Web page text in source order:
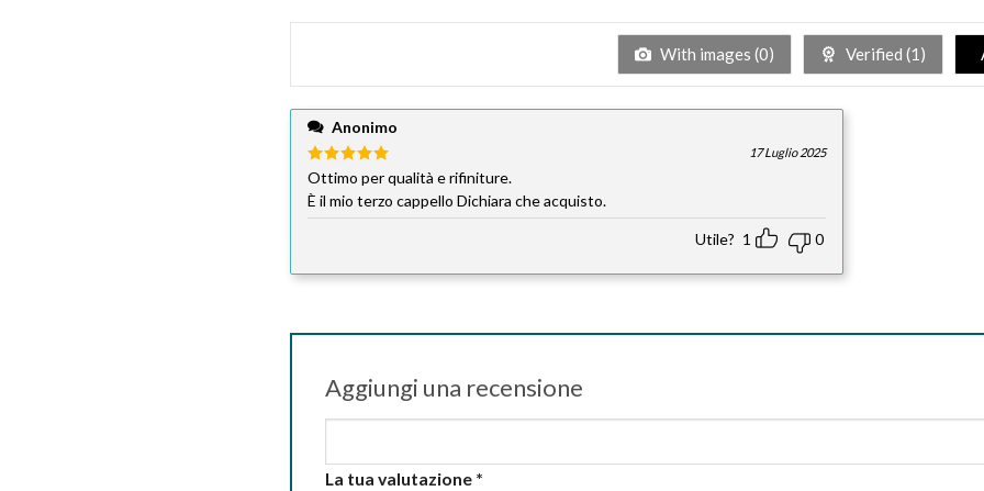
5
With images (0) Verified (1 )
Anonimo
Valutato5
su 5
17 Luglio 2025
Ottimo per qualità e rifiniture.
È il mio terzo cappello Dichiara che acquisto.
Utile? 1 0
Aggiungi una recensione
La tua valutazione *